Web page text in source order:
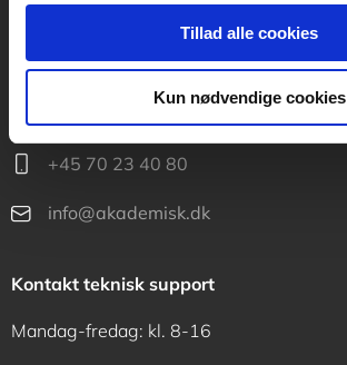
Tillad alle cookies
Kun nødvendige cookies
CVR 76351910
Mandag-fredag: kl. 10-15
+45 70 23 40 80
info@akademisk.dk
Kontakt teknisk support
Mandag-fredag: kl. 8-16